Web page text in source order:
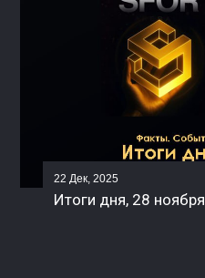
22 Дек, 2025
Итоги дня, 28 ноября